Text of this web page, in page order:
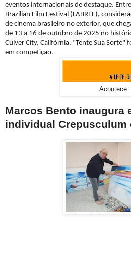
eventos internacionais de destaque.
Brazilian Film Festival (LABRFF),
de cinema brasileiro no exterior, que
de 13 a 16 de outubro de 2025 no
Culver City, Califórnia. "Tente Sua Sorte"
em competição.
Acontece
Marcos Bento inaugura
individual Crepusculum